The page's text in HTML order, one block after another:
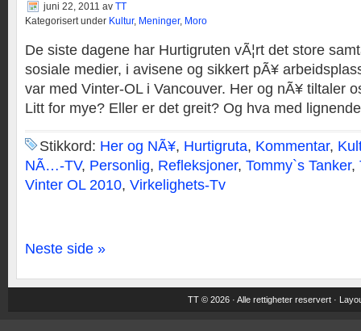
juni 22, 2011 av TT
Kategorisert under Kultur, Meninger, Moro
De siste dagene har Hurtigruten vÃ¦rt det store
sosiale medier, i avisene og sikkert pÃ¥
var med Vinter-OL i Vancouver. Her og nÃ¥ tiltaler
Litt for mye? Eller er det greit? Og hva med
Stikkord: Her og NÃ¥, Hurtigruta, Kommentar,
NÃ…-TV, Personlig, Refleksjoner, Tommy`s Tanker,
Vinter OL 2010, Virkelighets-Tv
Neste side »
TT © 2026 · Alle rettigheter reservert ·